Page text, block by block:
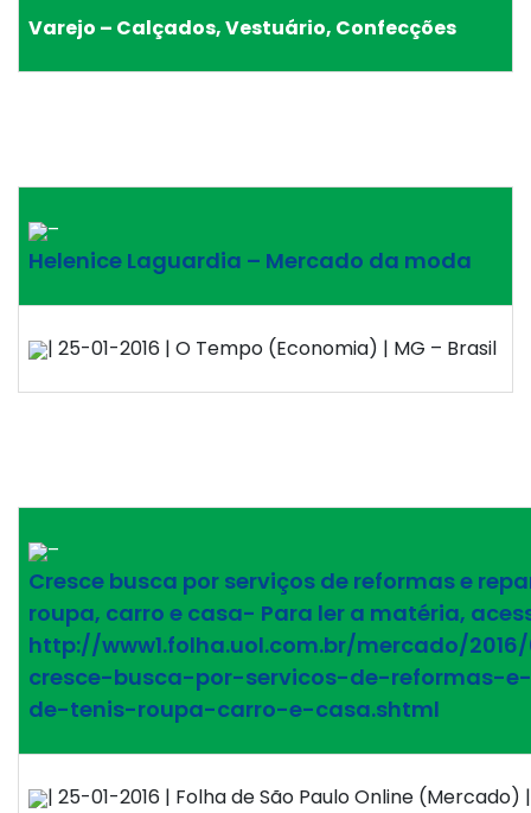
Varejo – Calçados, Vestuário, Confecções
–
Helenice Laguardia – Mercado da moda
| 25-01-2016 | O Tempo (Economia) | MG – Brasil
–
Cresce busca por serviços de reformas e
roupa, carro e casa- Para ler a matéria,
http://www1.folha.uol.com.br/mercado/2016/
cresce-busca-por-servicos-de-reformas-
de-tenis-roupa-carro-e-casa.shtml
| 25-01-2016 | Folha de São Paulo Online (Mercado)